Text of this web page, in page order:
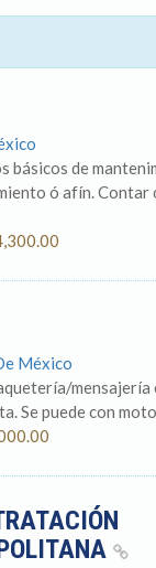
de
ó afín. Contar
México
mensajería
Se puede con